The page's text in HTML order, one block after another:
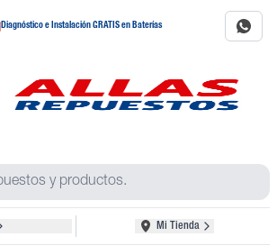
Diagnóstico e Instalación GRATIS en Baterías
Mi Tienda